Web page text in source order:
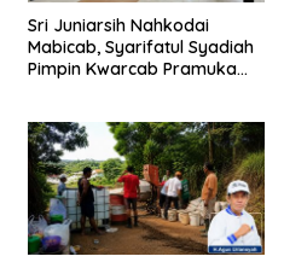
Sri Juniarsih Nahkodai
Mabicab, Syarifatul Syadiah
Pimpin Kwarcab Pramuka